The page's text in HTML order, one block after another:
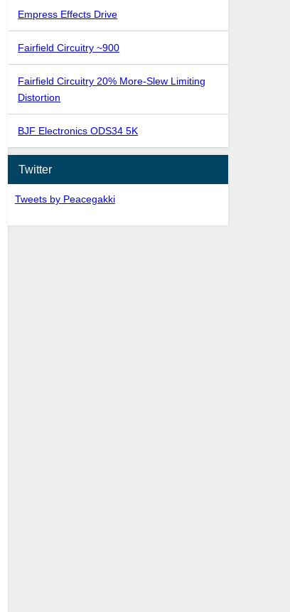
Empress Effects Drive
Fairfield Circuitry ~900
Fairfield Circuitry 20% More-Slew Limiting
Distortion
BJF Electronics ODS34 5K
Twitter
Tweets by Peacegakki